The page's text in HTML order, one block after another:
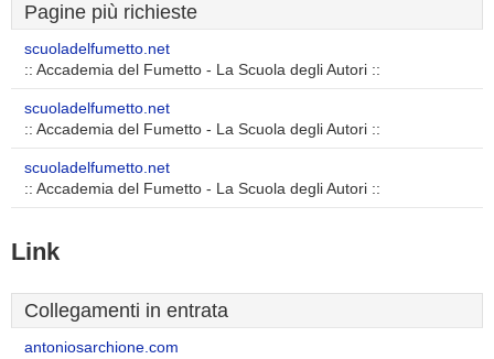
Pagine più richieste
scuoladelfumetto.net
:: Accademia del Fumetto - La Scuola degli Autori ::
scuoladelfumetto.net
:: Accademia del Fumetto - La Scuola degli Autori ::
scuoladelfumetto.net
:: Accademia del Fumetto - La Scuola degli Autori ::
Link
Collegamenti in entrata
antoniosarchione.com